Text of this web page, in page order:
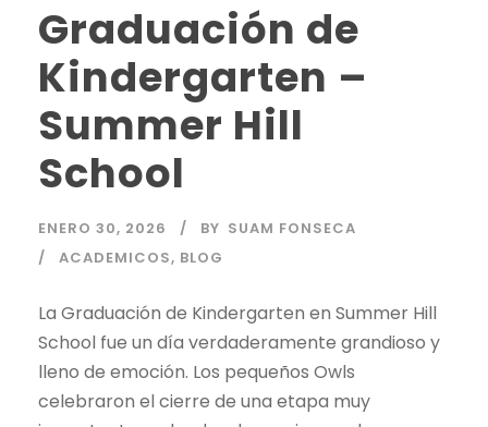
Graduación de
Kindergarten –
Summer Hill
School
ENERO 30, 2026 BY SUAM FONSECA
ACADEMICOS, BLOG
La Graduación de Kindergarten en Summer Hill
School fue un día verdaderamente grandioso y
lleno de emoción. Los pequeños Owls
celebraron el cierre de una etapa muy